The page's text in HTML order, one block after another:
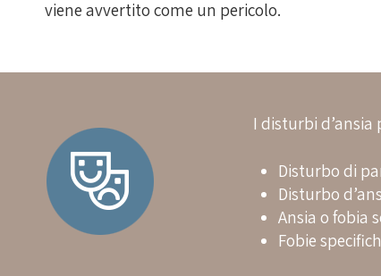
viene avvertito come un pericolo.
I disturbi d’ansia
Disturbo di
Disturbo
Ansia o fobia
Fobie